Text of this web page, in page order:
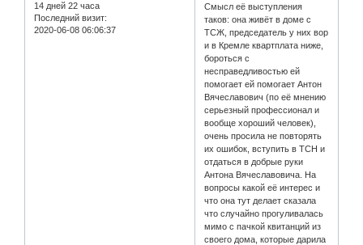
14 дней 22 часа
Последний визит:
2020-06-08 06:06:37
Смысл её выступления
таков: она живёт в доме с
ТСЖ, председатель у них вор
и в Кремле квартплата ниже,
бороться с
несправедливостью ей
помогает ей помогает Антон
Вячеславович (по её мнению
серьезный профессионал и
вообще хороший человек),
очень просила не повторять
их ошибок, вступить в ТСН и
отдаться в добрые руки
Антона Вячеславовича. На
вопросы какой её интерес и
что она тут делает сказала
что случайно прогуливалась
мимо с пачкой квитанций из
своего дома, которые дарила